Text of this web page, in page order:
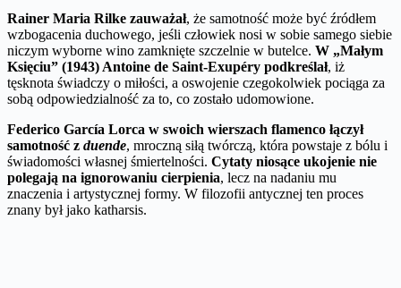
Rainer Maria Rilke zauważał, że samotność może być źródłem
wzbogacenia duchowego, jeśli człowiek nosi w sobie samego siebie
niczym wyborne wino zamknięte szczelnie w butelce. W „Małym
Księciu” (1943) Antoine de Saint-Exupéry podkreślał, iż
tęsknota świadczy o miłości, a oswojenie czegokolwiek pociąga za
sobą odpowiedzialność za to, co zostało udomowione.
Federico García Lorca w swoich wierszach flamenco łączył
samotność z duende, mroczną siłą twórczą, która powstaje z bólu i
świadomości własnej śmiertelności. Cytaty niosące ukojenie nie
polegają na ignorowaniu cierpienia, lecz na nadaniu mu
znaczenia i artystycznej formy. W filozofii antycznej ten proces
znany był jako katharsis.